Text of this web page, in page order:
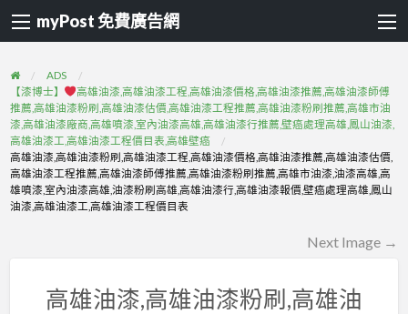
myPost 免費廣告網
ADS
【漆博士】
高雄油漆,高雄油漆工程,高雄油漆價格,高雄油漆推薦,高雄油漆師傅
推薦,高雄油漆粉刷,高雄油漆估價,高雄油漆工程推薦,高雄油漆粉刷推薦,高雄市油
漆,高雄油漆廠商,高雄噴漆,室內油漆高雄,高雄油漆行推薦,壁癌處理高雄,鳳山油漆,
高雄油漆工,高雄油漆工程價目表,高雄壁癌
高雄油漆,高雄油漆粉刷,高雄油漆工程,高雄油漆價格,高雄油漆推薦,高雄油漆估價,
高雄油漆工程推薦,高雄油漆師傅推薦,高雄油漆粉刷推薦,高雄市油漆,油漆高雄,高
雄噴漆,室內油漆高雄,油漆粉刷高雄,高雄油漆行,高雄油漆報價,壁癌處理高雄,鳳山
油漆,高雄油漆工,高雄油漆工程價目表
Next Image →
高雄油漆,高雄油漆粉刷,高雄油